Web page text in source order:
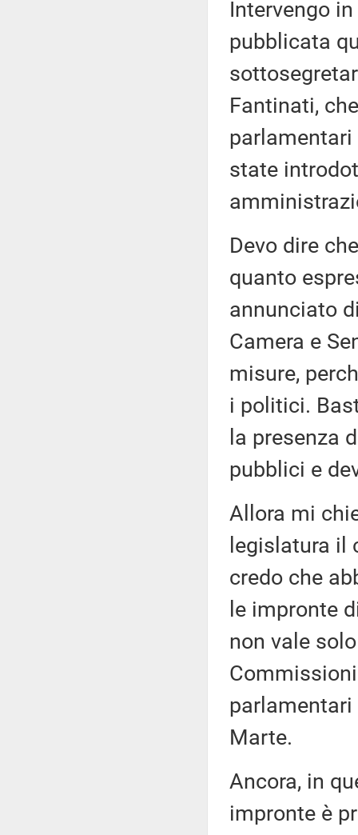
Intervengo
pubblicata
Fantinati,
state
Devo dire
quanto
annunciato
Camera e
misure,
i politici.
la presenza
pubblici e
Allora mi
legislatura il
credo che
le impronte
non vale
Marte.
Ancora, in
impronte è